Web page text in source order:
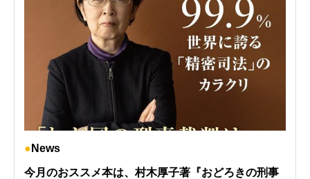
News
今月のおススメ本は、村木厚子著『おどろきの刑事